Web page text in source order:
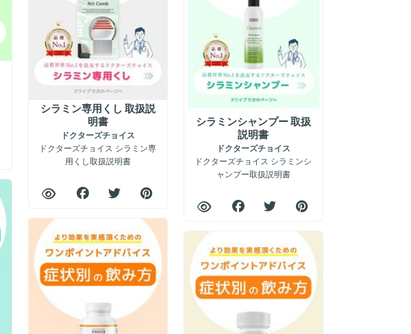
シラミン専用くし 取扱説
明書
ドクターズチョイス
ドクターズチョイス シラミン専
用くし取扱説明書
シラミンシャンプー 取扱
説明書
ドクターズチョイス
ドクターズチョイス シラミンシ
ャンプー取扱説明書